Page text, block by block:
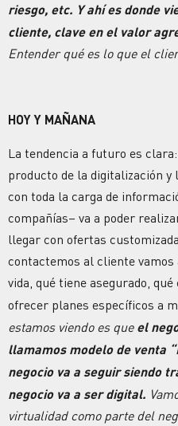
riesgo, etc. Y ahí es donde
cliente, clave en el valor
Entender qué es lo que el
HOY Y MAÑANA
La tendencia a futuro es
producto de la digitalización
con toda la carga de
compañías– va a poder
llegar con ofertas
contactemos al cliente
vida, qué tiene asegurado,
ofrecer planes específicos a
estamos viendo es que el
llamamos modelo de venta
negocio va a seguir siendo
negocio va a ser digital.
virtualidad como parte del